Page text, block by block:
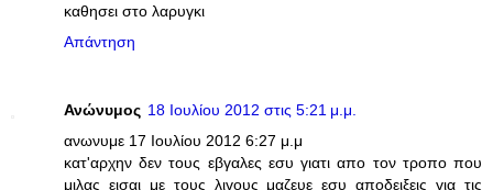
καθησει στο λαρυγκι
Απάντηση
Ανώνυμος 18 Ιουλίου 2012 στις 5:21 μ.μ.
ανωνυμε 17 Ιουλίου 2012 6:27 μ.μ
κατ'αρχην δεν τους εβγαλες εσυ γιατι απο τον τροπο που
μιλας εισαι με τους λιγους μαζευε εσυ αποδειξεις για τις